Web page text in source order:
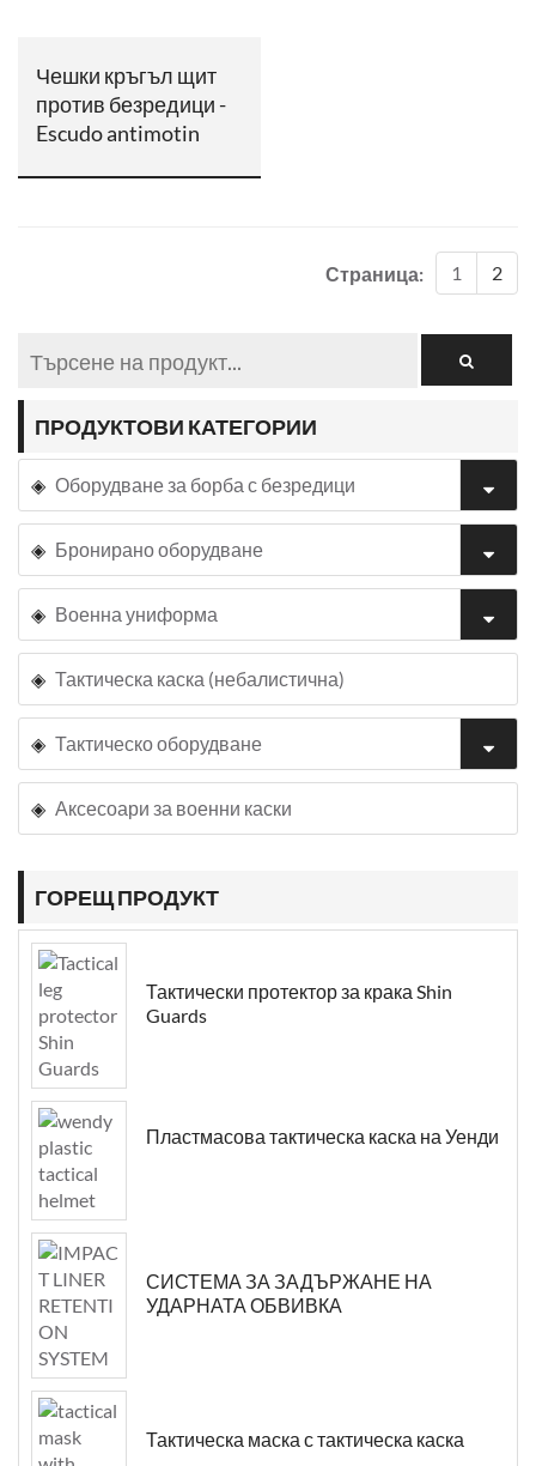
Чешки кръгъл щит
против безредици -
Escudo antimotin
1 2
Страница:
ПРОДУКТОВИ КАТЕГОРИИ
Оборудване за борба с безредици
Бронирано оборудване
Военна униформа
Тактическа каска (небалистична)
Тактическо оборудване
Аксесоари за военни каски
ГОРЕЩ ПРОДУКТ
Тактически протектор за крака Shin
Guards
Пластмасова тактическа каска на Уенди
СИСТЕМА ЗА ЗАДЪРЖАНЕ НА
УДАРНАТА ОБВИВКА
Тактическа маска с тактическа каска